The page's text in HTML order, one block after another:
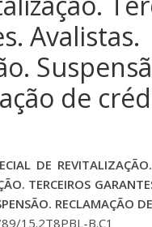
Avalistas.
de
DE
TERCEIROS
RECLAMAÇÃO
15.2T8PBL-B.C1